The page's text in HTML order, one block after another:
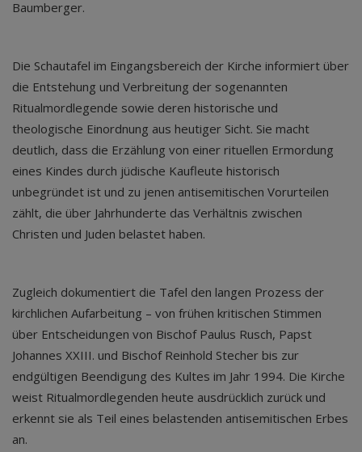
Baumberger.
Die Schautafel im Eingangsbereich der Kirche informiert über
die Entstehung und Verbreitung der sogenannten
Ritualmordlegende sowie deren historische und
theologische Einordnung aus heutiger Sicht. Sie macht
deutlich, dass die Erzählung von einer rituellen Ermordung
eines Kindes durch jüdische Kaufleute historisch
unbegründet ist und zu jenen antisemitischen Vorurteilen
zählt, die über Jahrhunderte das Verhältnis zwischen
Christen und Juden belastet haben.
Zugleich dokumentiert die Tafel den langen Prozess der
kirchlichen Aufarbeitung – von frühen kritischen Stimmen
über Entscheidungen von Bischof Paulus Rusch, Papst
Johannes XXIII. und Bischof Reinhold Stecher bis zur
endgültigen Beendigung des Kultes im Jahr 1994. Die Kirche
weist Ritualmordlegenden heute ausdrücklich zurück und
erkennt sie als Teil eines belastenden antisemitischen Erbes
an.